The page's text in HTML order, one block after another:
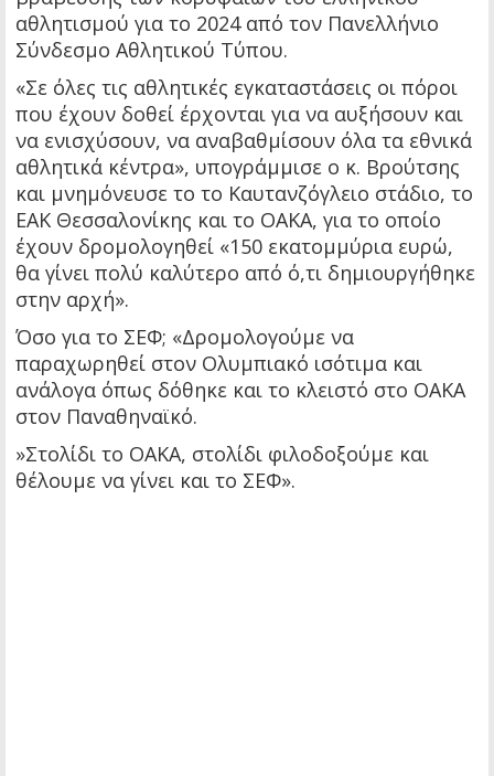
αθλητισμού για το 2024 από τον Πανελλήνιο
Σύνδεσμο Αθλητικού Τύπου.
«Σε όλες τις αθλητικές εγκαταστάσεις οι πόροι
που έχουν δοθεί έρχονται για να αυξήσουν και
να ενισχύσουν, να αναβαθμίσουν όλα τα εθνικά
αθλητικά κέντρα», υπογράμμισε ο κ. Βρούτσης
και μνημόνευσε το το Καυτανζόγλειο στάδιο, το
ΕΑΚ Θεσσαλονίκης και το ΟΑΚΑ, για το οποίο
έχουν δρομολογηθεί «150 εκατομμύρια ευρώ,
θα γίνει πολύ καλύτερο από ό,τι δημιουργήθηκε
στην αρχή».
Όσο για το ΣΕΦ; «Δρομολογούμε να
παραχωρηθεί στον Ολυμπιακό ισότιμα και
ανάλογα όπως δόθηκε και το κλειστό στο ΟΑΚΑ
στον Παναθηναϊκό.
»Στολίδι το ΟΑΚΑ, στολίδι φιλοδοξούμε και
θέλουμε να γίνει και το ΣΕΦ».